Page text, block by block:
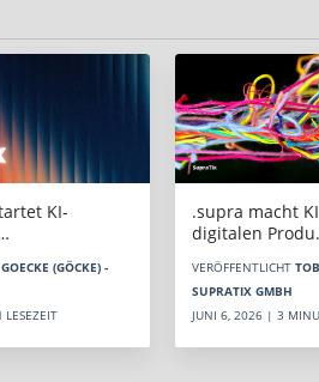
KI-
(GÖCKE) -
.supra macht
digitalen
VERÖFFENTLICHT
SUPRATIX GMBH
JUNI 6, 2026 | 3